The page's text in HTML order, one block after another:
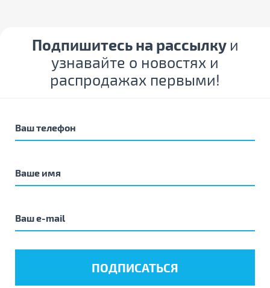
Подпишитесь на рассылку и
узнавайте о новостях и
распродажах первыми!